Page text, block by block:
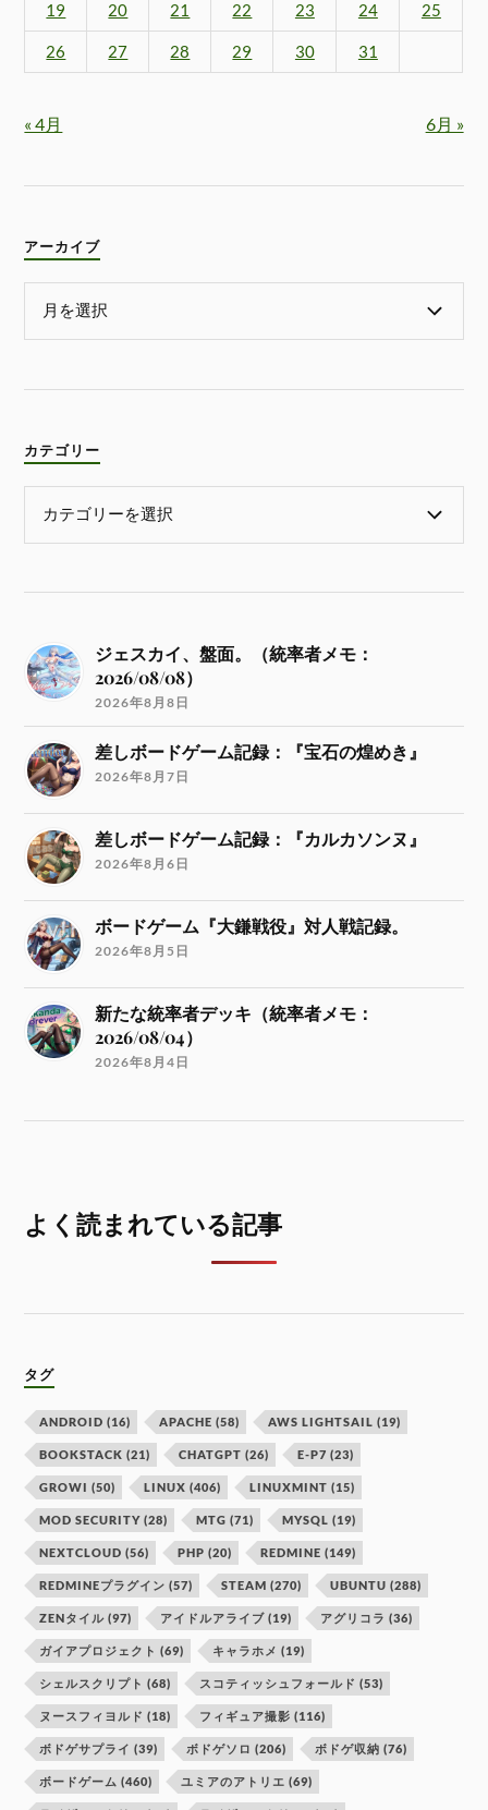
19 20 21 22 23 24 25
26 27 28 29 30 31
« 4月 6月 »
アーカイブ
カテゴリー
ジェスカイ、盤面。（統率者メモ：
2026/08/08）
2026年8月8日
差しボードゲーム記録：『宝石の煌めき』
2026年8月7日
差しボードゲーム記録：『カルカソンヌ』
2026年8月6日
ボードゲーム『大鎌戦役』対人戦記録。
2026年8月5日
新たな統率者デッキ（統率者メモ：
2026/08/04）
2026年8月4日
よく読まれている記事
タグ
ANDROID (16) APACHE (58) AWS LIGHTSAIL (19)
BOOKSTACK (21) CHATGPT (26) E-P7 (23)
GROWI (50) LINUX (406) LINUXMINT (15)
MOD SECURITY (28) MTG (71) MYSQL (19)
NEXTCLOUD (56) PHP (20) REDMINE (149)
REDMINEプラグイン (57) STEAM (270) UBUNTU (288)
ZENタイル (97) アイドルアライブ (19) アグリコラ (36)
ガイアプロジェクト (69) キャラホメ (19)
シェルスクリプト (68) スコティッシュフォールド (53)
ヌースフィヨルド (18) フィギュア撮影 (116)
ボドゲサプライ (39) ボドゲソロ (206) ボドゲ収納 (76)
ボードゲーム (460) ユミアのアトリエ (69)